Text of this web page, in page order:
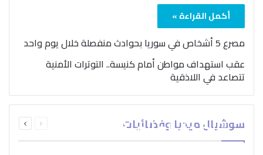
أكمل القراءة »
مصرع 5 أشخاص في سوريا بحوادث منفصلة خلال يوم واحد
عقب استهداف مواطن أمام كنيسة.. التوترات الأمنية
تتصاعد في اللاذقية
سوشيال ميديا وفضائيات الصفحةالصفحة
بمناسبة اليوم الدولي..
“الصحة العالمية” تؤكد
ضرورة اتباع نهج متكامل